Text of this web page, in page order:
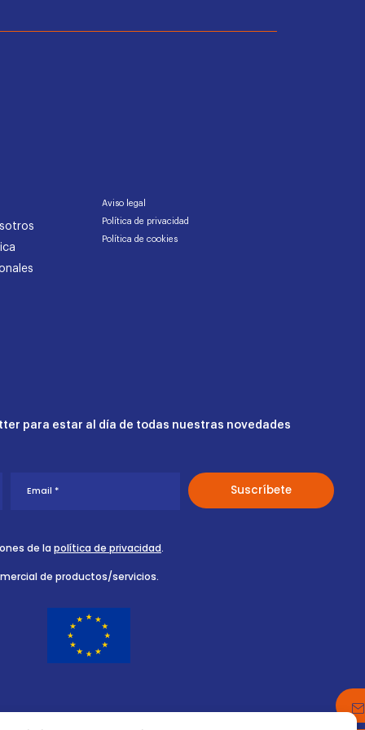
Aviso legal
Política de privacidad
Política de cookies
para estar al día de todas nuestras novedades
de la política de privacidad.
de productos/servicios.